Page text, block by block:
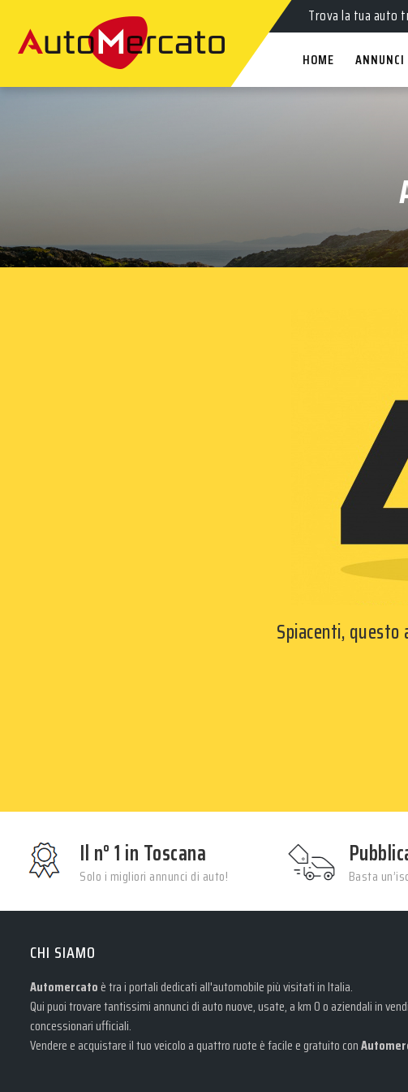
Trova la tua auto
HOME ANNUNCI
Spiacenti,
Il n° 1 in Toscana
Solo i migliori annunci di auto! Basta
CHI SIAMO
Automercato è tra i portali dedicati all'automobile più visitati in Italia.
Qui puoi trovare tantissimi annunci di auto nuove, usate, a km 0 o aziendali in
concessionari ufficiali.
Vendere e acquistare il tuo veicolo a quattro ruote è facile e gratuito con